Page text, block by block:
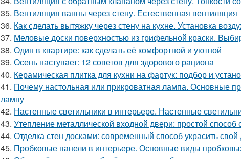
35. Вентиляция ванны через стену. Естественная вентиляция
36. Как сделать вытяжку через стену на кухне. Установка
37. Меловые доски поверхностью из грифельной краски.
38. Один в квартире: как сделать её комфортной и уютной
39. Осень наступает: 12 советов для здорового рациона
40. Керамическая плитка для кухни на фартук: подбор и
41. Почему настольная или прикроватная лампа. Основные
лампу
42. Настенные светильники в интерьере. Настенные
43. Утепление металлической входной двери: простой способ
44. Отделка стен досками: современный способ украсить свой
45. Пробковые панели в интерьере. Основные виды